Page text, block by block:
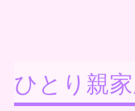
ひとり親